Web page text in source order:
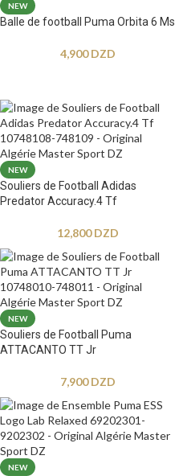
NEW
Balle de football Puma Orbita 6 Ms
4,900DZD
NEW
Souliers de Football Adidas
Predator Accuracy.4 Tf
12,800DZD
NEW
Souliers de Football Puma
ATTACANTO TT Jr
7,900DZD
NEW